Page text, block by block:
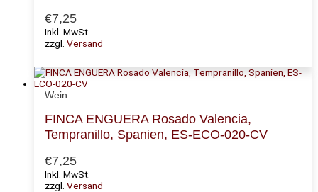
€7,25
Inkl. MwSt.
zzgl. Versand
Wein
FINCA ENGUERA Rosado Valencia,
Tempranillo, Spanien, ES-ECO-020-CV
€7,25
Inkl. MwSt.
zzgl. Versand